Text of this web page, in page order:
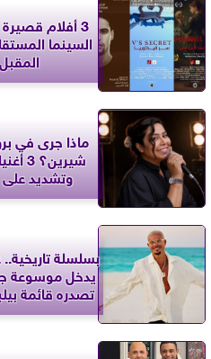
3 أفلام
السينما
المقبل
ماذا جرى في
وتشديد
بسلسلة
يدخل موسوعة
تصدره قائمة